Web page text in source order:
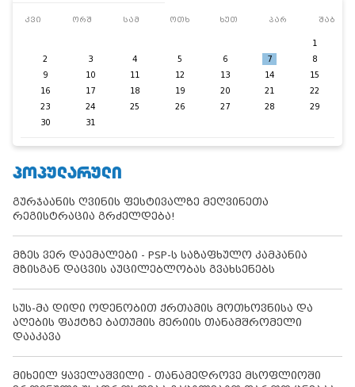
კვი ორშ სამ ოთხ ხუთ პარ შაბ
1
2
3 4 5 6 7
8
9
10 11 12 13 14
15
16
17 18 19 20 21
22
23
24 25 26 27 28
29
30
31
ᲞᲝᲞᲣᲚᲐᲠᲣᲚᲘ
გურჯაანის ღვინის ფესტივალზე მეღვინეთა
რეგისტრაცია გრძელდება!
მზეს ვერ დაემალები - PSP-ს საზაფხულო კამპანია
მზისგან დაცვის აუცილებლობას გვახსენებს
სუს-მა დიდი ოდენობით ქრთამის მოთხოვნისა და
აღების ფაქტზე ბათუმის მერიის თანამშრომელი
დააკავა
მიხეილ ყაველაშვილი - თანამედროვე მსოფლიოში